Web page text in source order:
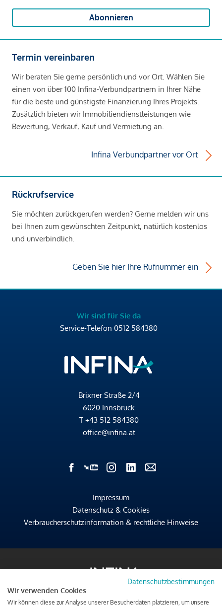
Abonnieren
Termin vereinbaren
Wir beraten Sie gerne persönlich und vor Ort. Wählen Sie
einen von über 100 Infina-Verbundpartnern in Ihrer Nähe
für die beste und günstigste Finanzierung Ihres Projekts.
Zusätzlich bieten wir Immobiliendienstleistungen wie
Bewertung, Verkauf, Kauf und Vermietung an.
Infina Verbundpartner vor Ort
Rückrufservice
Sie möchten zurückgerufen werden? Gerne melden wir uns
bei Ihnen zum gewünschten Zeitpunkt, natürlich kostenlos
und unverbindlich.
Geben Sie hier Ihre Rufnummer ein
Wir sind für Sie da
Service-Telefon 0512 584380
Brixner Straße 2/4
6020 Innsbruck
T +43 512 584380
office@infina.at
Impressum
Datenschutz & Cookies
Verbraucherschutzinformation & rechtliche Hinweise
Datenschutzbestimmungen
Wir verwenden Cookies
Wir können diese zur Analyse unserer Besucherdaten platzieren, um unsere